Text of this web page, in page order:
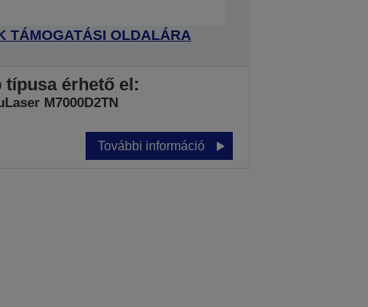
TÁMOGATÁSI OLDALÁRA
érhető el:
M7000D2TN
További információ